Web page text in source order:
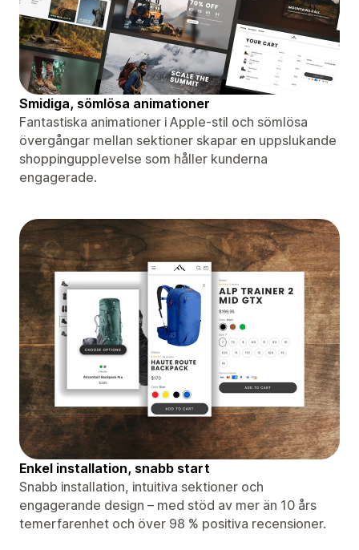
Smidiga, sömlösa animationer
Fantastiska animationer i Apple-stil och sömlösa
övergångar mellan sektioner skapar en uppslukande
shoppingupplevelse som håller kunderna
engagerade.
Enkel installation, snabb start
Snabb installation, intuitiva sektioner och
engagerande design – med stöd av mer än 10 års
temerfarenhet och över 98 % positiva recensioner.